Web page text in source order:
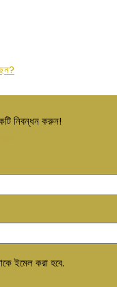
নিবন্ধন করুন!
ইমেল করা হবে.